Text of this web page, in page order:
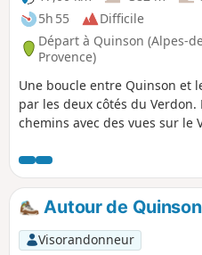
5h 55
Difficile
Départ à Quinson (Alpes-
Provence)
Une boucle entre Quinson et
par les deux côtés du
chemins avec des vues sur
Grotte de Baume Bonne et la
Quinson.
Autour de
Visorandonneur